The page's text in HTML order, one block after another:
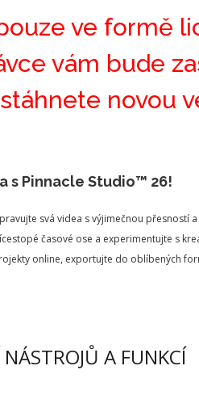
ve formě
vám bude
novou
s Pinnacle Studio™ 26!
svá videa s výjimečnou přesností
časové ose a experimentujte s
online, exportujte do oblíbených
A FUNKCÍ